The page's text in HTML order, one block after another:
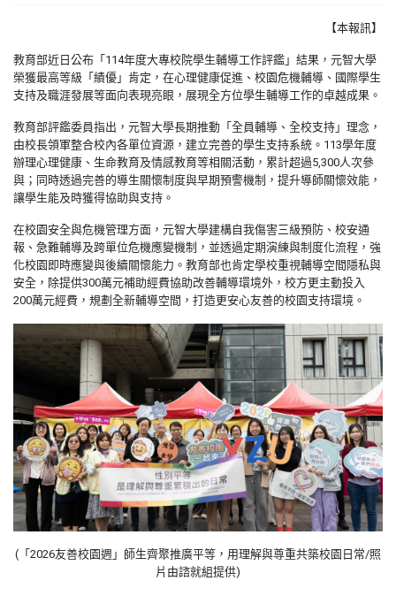
【本報訊】
教育部近日公布「 114年度大專校院學生輔導工作評鑑」結果，元智大學
榮獲最高等級「績優」肯定，在心理健康促進、校園危機輔導、國際學生
支持及職涯發展等面向表現亮眼，展現全方位學生輔導工作的卓越成果。
教育部評鑑委員指出，元智大學長期推動「全員輔導、全校支持」理念，
由校長領軍整合校內各單位資源，建立完善的學生支持系統。 113學年度
辦理心理健康、生命教育及情感教育等相關活動，累計超過5,300人次參
與；同時透過完善的導生關懷制度與早期預警機制，提升導師關懷效能，
讓學生能及時獲得協助與支持。
在校園安全與危機管理方面，元智大學建構自我傷害三級預防、校安通
報、急難輔導及跨單位危機應變機制，並透過定期演練與制度化流程，強
化校園即時應變與後續關懷能力。教育部也肯定學校重視輔導空間隱私與
安全，除提供300萬元補助經費協助改善輔導環境外，校方更主動投入
200萬元經費，規劃全新輔導空間，打造更安心友善的校園支持環境。
(「 2026友善校園週」師生齊聚推廣平等，用理解與尊重共築校園日常/照
片由諮就組提供)